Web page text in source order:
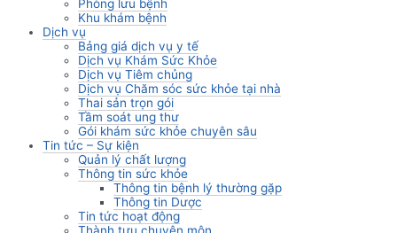
Phòng lưu bệnh
Khu khám bệnh
Dịch vụ
Bảng giá dịch vụ y tế
Dịch vụ Khám Sức Khỏe
Dịch vụ Tiêm chủng
Dịch vụ Chăm sóc sức khỏe tại nhà
Thai sản trọn gói
Tầm soát ung thư
Gói khám sức khỏe chuyên sâu
Tin tức – Sự kiện
Quản lý chất lượng
Thông tin sức khỏe
Thông tin bệnh lý thường gặp
Thông tin Dược
Tin tức hoạt động